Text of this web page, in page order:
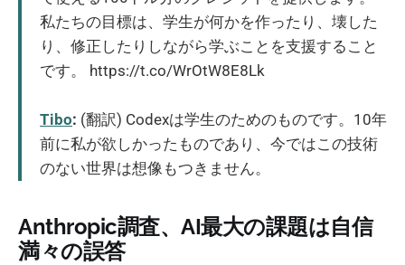
私たちの目標は、学生が何かを作ったり、壊した
り、修正したりしながら学ぶことを支援すること
です。 https://t.co/WrOtW8E8Lk
Tibo: (翻訳) Codexは学生のためのものです。10年
前に私が欲しかったものであり、今ではこの技術
のない世界は想像もつきません。
Anthropic調査、AI最大の課題は自信
満々の誤答